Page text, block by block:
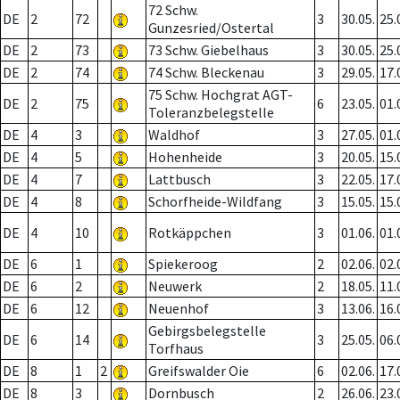
DE 2 72
72 Schw.
Gunzesried/Ostertal
3 30.05.
DE
2 73 73 Schw. Giebelhaus 3 30.05.
DE
2 74 74 Schw. Bleckenau 3 29.05.
DE
2 75
75 Schw. Hochgrat AGT-
Toleranzbelegstelle
6 23.05.
DE
4 3 Waldhof 3 27.05.
DE
4 5 Hohenheide 3 20.05.
DE
4 7 Lattbusch 3 22.05.
DE
4 8 Schorfheide-Wildfang 3 15.05.
DE
4 10 Rotkäppchen 3 01.06.
DE
6 1 Spiekeroog 2 02.06.
DE
6 2 Neuwerk 2 18.05.
DE
6 12 Neuenhof 3 13.06.
DE
6 14
Gebirgsbelegstelle
Torfhaus
3 25.05.
DE
8 1 2 Greifswalder Oie 6 02.06.
DE
8 3 Dornbusch 2 26.06.